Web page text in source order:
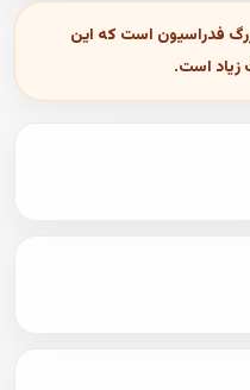
فدراسیون است که این
زیاد است.